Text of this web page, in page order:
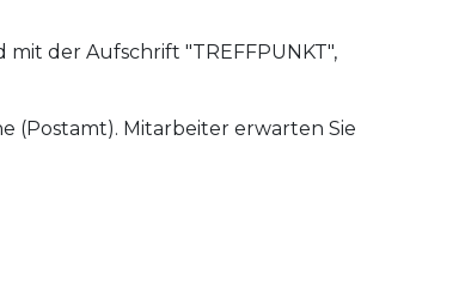
der Aufschrift "TREFFPUNKT",
(Postamt). Mitarbeiter erwarten Sie